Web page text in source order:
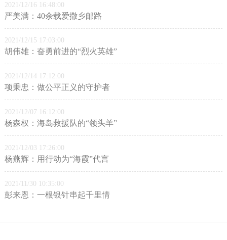
2021/12/16 16:48:00
严美满：40余载爱撒乡邮路
2021/12/15 17:03:00
胡伟雄：奋勇前进的“烈火英雄”
2021/12/14 17:12:00
项秉忠：做公平正义的守护者
2021/12/07 16:12:00
杨森权：海岛救援队的“领头羊”
2021/12/03 17:26:00
杨燕辉：用行动为“海霞”代言
2021/11/30 10:35:00
彭来恩：一根银针串起千里情